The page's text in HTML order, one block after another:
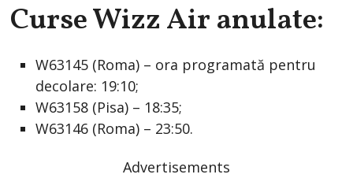
Curse Wizz Air anulate:
W63145 (Roma) – ora programată pentru
decolare: 19:10;
W63158 (Pisa) – 18:35;
W63146 (Roma) – 23:50.
Advertisements